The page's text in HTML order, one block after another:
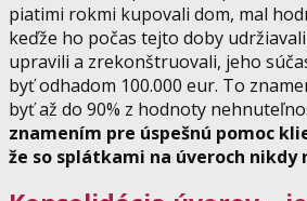
piatimi rokmi kupovali dom, mal
keďže ho počas tejto doby
upravili a zrekonštruovali, jeho
byť odhadom 100.000 eur. To
byť až do 90% z hodnoty
znamením pre úspešnú pomoc
že so splátkami na úveroch nikdy